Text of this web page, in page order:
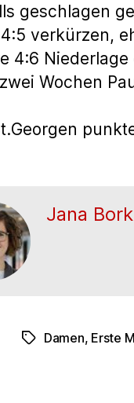
geschlagen
verkürzen,
4:6
Wochen
Jana Bork
Schlagwörter
Damen, Erste